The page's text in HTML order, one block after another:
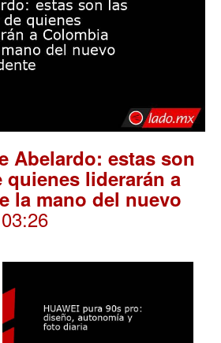
Abelardo: estas son
quienes liderarán a
la mano del nuevo